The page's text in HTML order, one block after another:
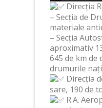
Direcția
– Secția de
materiale
– Secția
aproximativ
645 de km
drumurile
Direcția
sare, 190 de
R.A.